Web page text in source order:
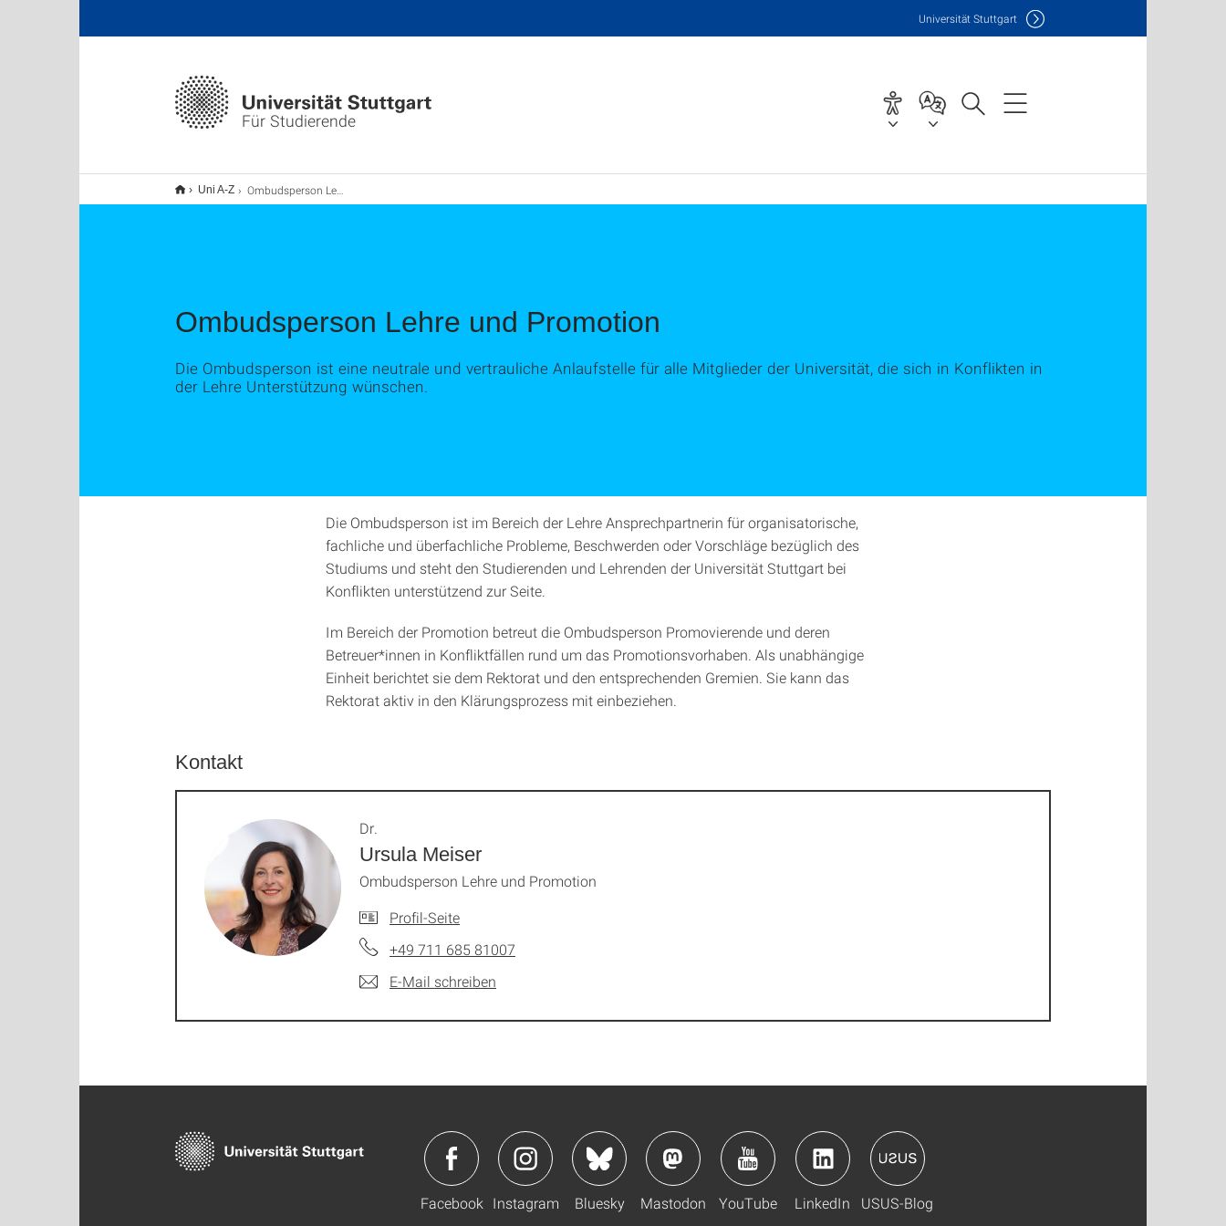
Für Studierende
Universität Stuttgart
Uni A-Z Ombudsperson Lehre und Promotion
Ombudsperson Lehre und Promotion
Die Ombudsperson ist eine neutrale und vertrauliche Anlaufstelle für alle Mitglieder der Universität, die sich in Konflikten in
der Lehre Unterstützung wünschen.
Die Ombudsperson ist im Bereich der Lehre Ansprechpartnerin für organisatorische,
fachliche und überfachliche Probleme, Beschwerden oder Vorschläge bezüglich des
Studiums und steht den Studierenden und Lehrenden der Universität Stuttgart bei
Konflikten unterstützend zur Seite.
Im Bereich der Promotion betreut die Ombudsperson Promovierende und deren
Betreuer*innen in Konfliktfällen rund um das Promotionsvorhaben. Als unabhängige
Einheit berichtet sie dem Rektorat und den entsprechenden Gremien. Sie kann das
Rektorat aktiv in den Klärungsprozess mit einbeziehen.
Kontakt
Ursula Meiser
Dr.
Ombudsperson Lehre und Promotion
Profil-Seite
+49 711 685 81007
E-Mail schreiben
Facebook Instagram Bluesky Mastodon YouTube LinkedIn USUS-Blog